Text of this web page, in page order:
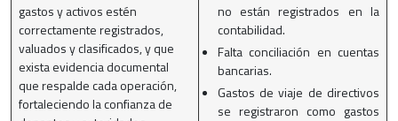
gastos y activos estén
correctamente registrados,
valuados y clasificados, y que
exista evidencia documental
que respalde cada operación,
fortaleciendo la confianza de
no están registrados en la
contabilidad.
Falta conciliación en cuentas
bancarias.
Gastos de viaje de directivos
se registraron como gastos